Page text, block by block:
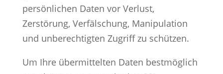
persönlichen Daten vor Verlust,
Zerstörung, Verfälschung, Manipulation
und unberechtigten Zugriff zu schützen.
Um Ihre übermittelten Daten bestmöglich